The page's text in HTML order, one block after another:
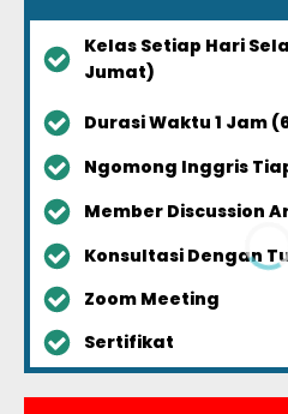
Kelas Setiap Hari
Jumat)
Durasi Waktu 1 Jam
Ngomong Inggris
Member Discussion
Konsultasi Dengan
Zoom Meeting
Sertifikat